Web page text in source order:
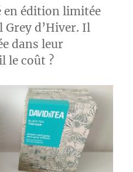
pommes
–
Four
O’Clock
en édition limitée
Grey d’Hiver. Il
dans leur
le coût ?